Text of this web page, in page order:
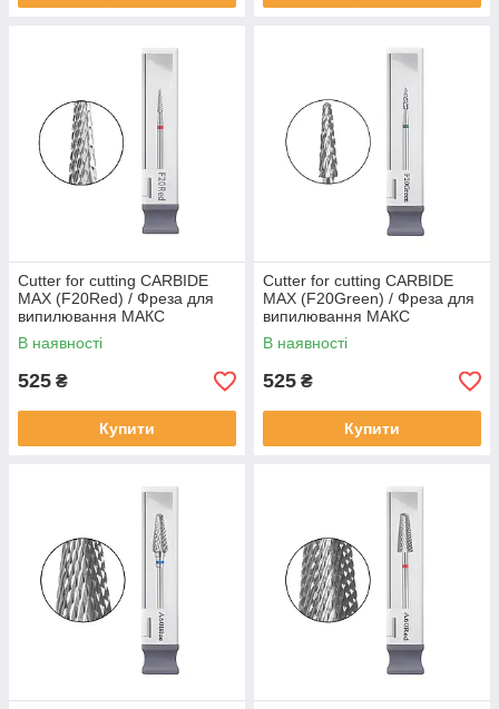
Cutter for cutting CARBIDE
MAX (F20Red) / Фреза для
випилювання МАКС
(F20Червона)
В наявності
525 ₴
Купити
Cutter for cutting CARBIDE
MAX (F20Green) / Фреза для
випилювання МАКС
(F20Зелена)
В наявності
525 ₴
Купити